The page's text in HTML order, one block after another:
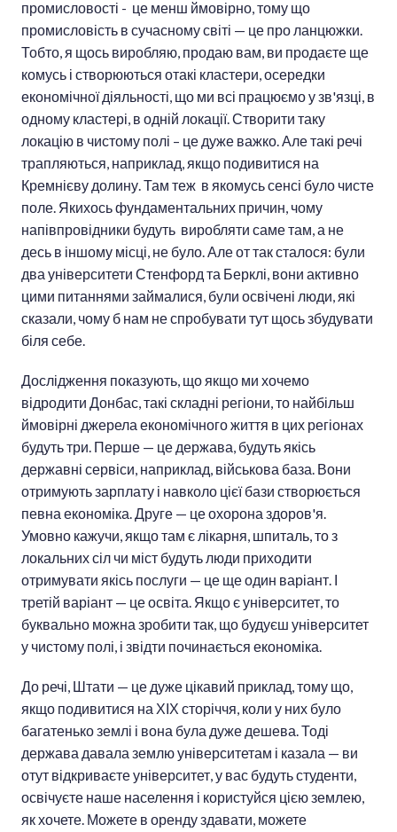
промисловості - це менш ймовірно, тому що
промисловість в сучасному світі — це про ланцюжки.
Тобто, я щось виробляю, продаю вам, ви продаєте ще
комусь і створюються отакі кластери, осередки
економічної діяльності, що ми всі працюємо у зв'язці, в
одному кластері, в одній локації. Створити таку
локацію в чистому полі – це дуже важко. Але такі речі
трапляються, наприклад, якщо подивитися на
Кремнієву долину. Там теж в якомусь сенсі було чисте
поле. Якихось фундаментальних причин, чому
напівпровідники будуть виробляти саме там, а не
десь в іншому місці, не було. Але от так сталося: були
два університети Стенфорд та Берклі, вони активно
цими питаннями займалися, були освічені люди, які
сказали, чому б нам не спробувати тут щось збудувати
біля себе.
Дослідження показують, що якщо ми хочемо
відродити Донбас, такі складні регіони, то найбільш
ймовірні джерела економічного життя в цих регіонах
будуть три. Перше — це держава, будуть якісь
державні сервіси, наприклад, військова база. Вони
отримують зарплату і навколо цієї бази створюється
певна економіка. Друге — це охорона здоров'я.
Умовно кажучи, якщо там є лікарня, шпиталь, то з
локальних сіл чи міст будуть люди приходити
отримувати якісь послуги — це ще один варіант. І
третій варіант — це освіта. Якщо є університет, то
буквально можна зробити так, що будуєш університет
у чистому полі, і звідти починається економіка.
До речі, Штати — це дуже цікавий приклад, тому що,
якщо подивитися на ХІХ сторіччя, коли у них було
багатенько землі і вона була дуже дешева. Тоді
держава давала землю університетам і казала — ви
отут відкриваєте університет, у вас будуть студенти,
освічуєте наше населення і користуйся цією землею,
як хочете. Можете в оренду здавати, можете